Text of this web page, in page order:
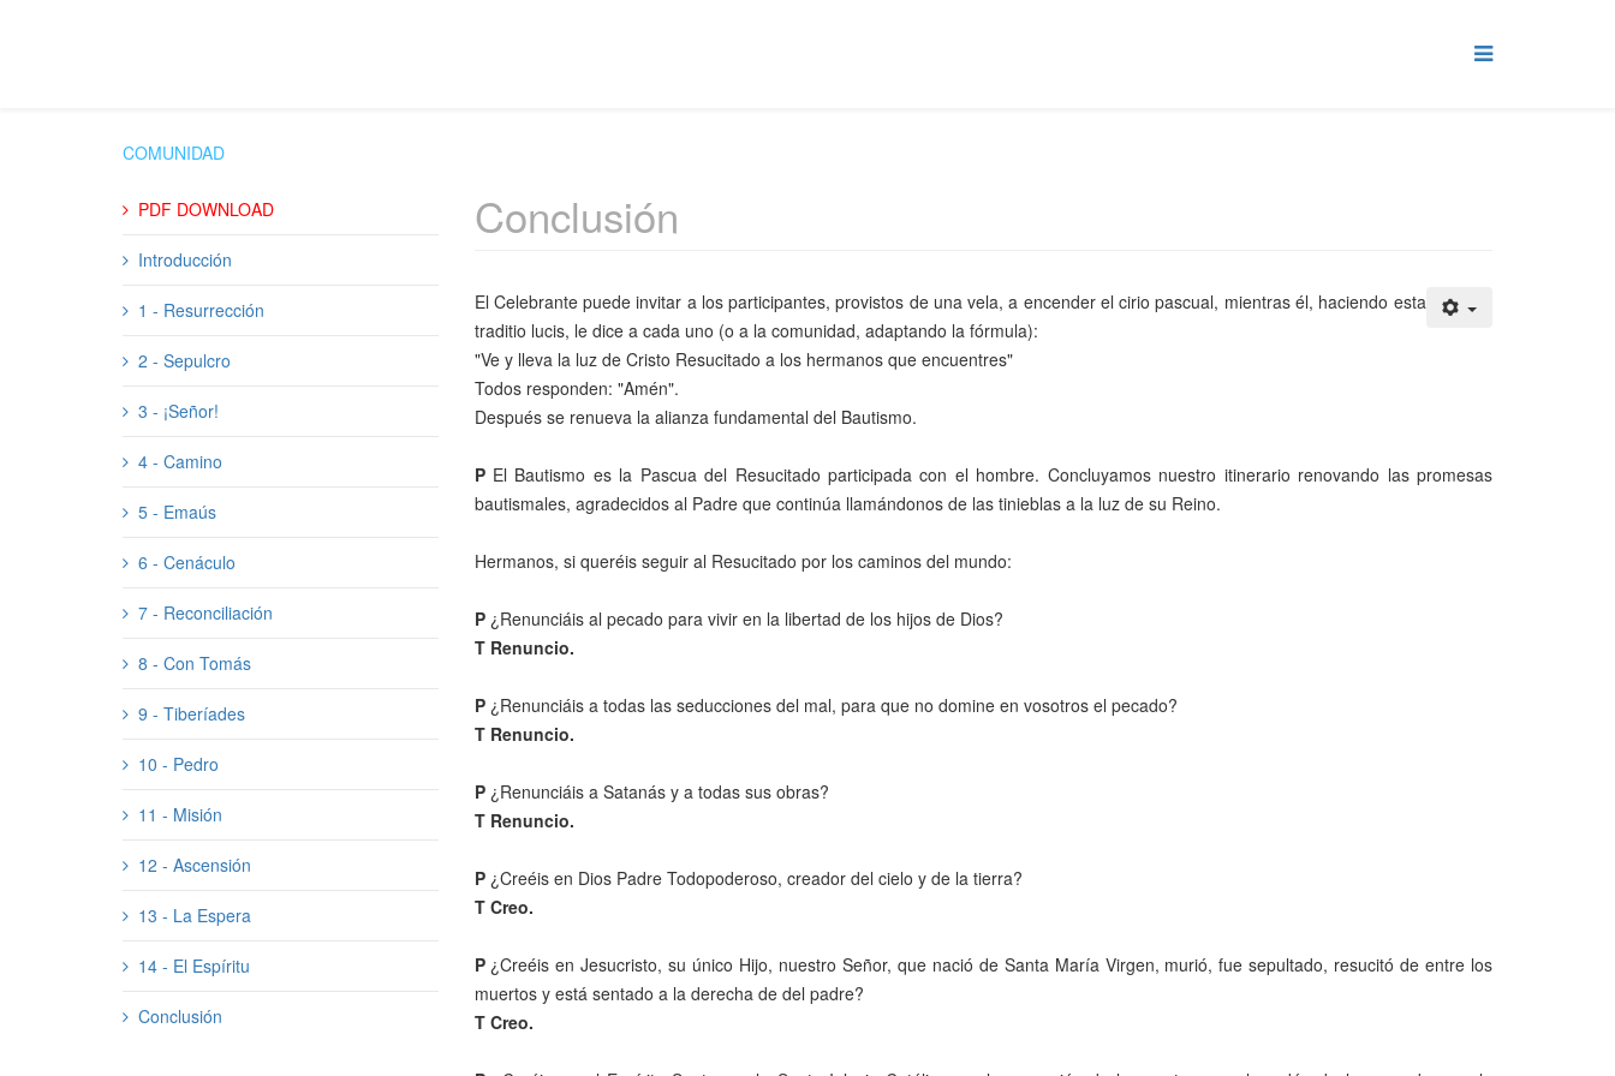
COMUNIDAD
PDF DOWNLOAD
Introducción
1 - Resurrección
2 - Sepulcro
3 - ¡Señor!
4 - Camino
5 - Emaús
6 - Cenáculo
7 - Reconciliación
8 - Con Tomás
9 - Tiberíades
10 - Pedro
11 - Misión
12 - Ascensión
13 - La Espera
14 - El Espíritu
Conclusión
Conclusión
El Celebrante puede invitar a los participantes, provistos de una vela, a encender el cirio pascual, mientras él, haciendo esta
traditio lucis, le dice a cada uno (o a la comunidad, adaptando la fórmula):
"Ve y lleva la luz de Cristo Resucitado a los hermanos que encuentres"
Todos responden: "Amén".
Después se renueva la alianza fundamental del Bautismo.
P El Bautismo es la Pascua del Resucitado participada con el hombre. Concluyamos nuestro itinerario renovando las promesas
bautismales, agradecidos al Padre que continúa llamándonos de las tinieblas a la luz de su Reino.
Hermanos, si queréis seguir al Resucitado por los caminos del mundo:
P ¿Renunciáis al pecado para vivir en la libertad de los hijos de Dios?
T Renuncio.
P ¿Renunciáis a todas las seducciones del mal, para que no domine en vosotros el pecado?
T Renuncio.
P ¿Renunciáis a Satanás y a todas sus obras?
T Renuncio.
P ¿Creéis en Dios Padre Todopoderoso, creador del cielo y de la tierra?
T Creo.
P ¿Creéis en Jesucristo, su único Hijo, nuestro Señor, que nació de Santa María Virgen, murió, fue sepultado, resucitó de entre los
muertos y está sentado a la derecha de del padre?
T Creo.